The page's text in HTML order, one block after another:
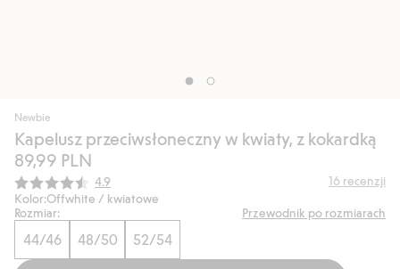
Newbie
Kapelusz przeciwsłoneczny w kwiaty, z kokardką
89,99 PLN
Średnia ocena:
4.9 16 recenzji
Kolor:Offwhite / kwiatowe
Rozmiar:
Przewodnik po rozmiarach
44/46 48/50 52/54